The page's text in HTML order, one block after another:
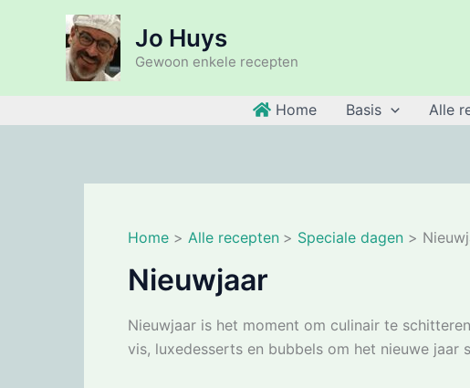
Jo Huys
Gewoon enkele recepten
Home Basis Alle
Home Alle recepten Speciale dagen
Nieuwjaar
Nieuwjaar is het moment om culinair te
vis, luxedesserts en bubbels om het nieuwe jaar